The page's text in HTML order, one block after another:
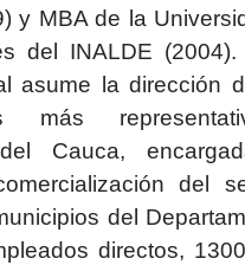
y MBA de la
del INALDE
asume la dirección
más
del Cauca,
del
del
directos,